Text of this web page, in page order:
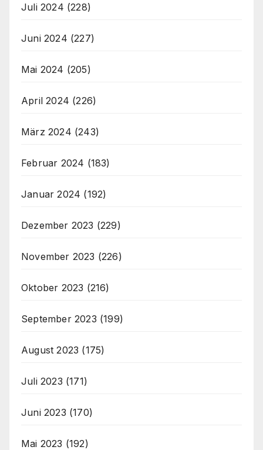
Juli 2024 (228)
Juni 2024 (227)
Mai 2024 (205)
April 2024 (226)
März 2024 (243)
Februar 2024 (183)
Januar 2024 (192)
Dezember 2023 (229)
November 2023 (226)
Oktober 2023 (216)
September 2023 (199)
August 2023 (175)
Juli 2023 (171)
Juni 2023 (170)
Mai 2023 (192)